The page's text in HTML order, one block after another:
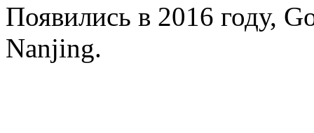
Появились в 2016 году,
Nanjing.